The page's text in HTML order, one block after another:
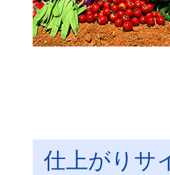
仕上がりサ